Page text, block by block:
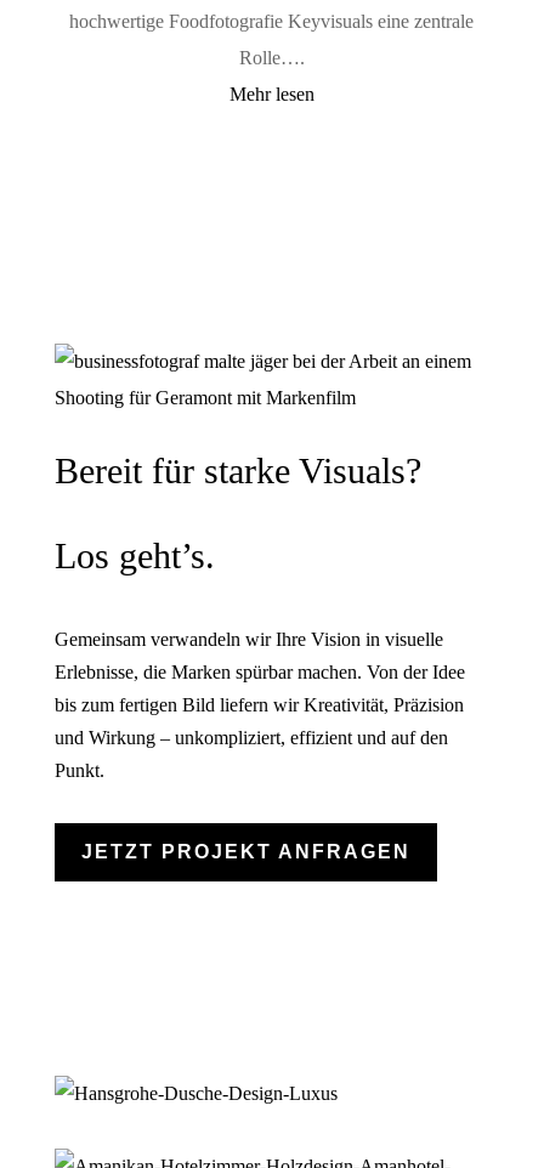
hochwertige Foodfotografie Keyvisuals eine zentrale
Rolle….
Mehr lesen
Bereit für starke Visuals?
Los geht’s.
Gemeinsam verwandeln wir Ihre Vision in visuelle
Erlebnisse, die Marken spürbar machen. Von der Idee
bis zum fertigen Bild liefern wir Kreativität, Präzision
und Wirkung – unkompliziert, effizient und auf den
Punkt.
JETZT PROJEKT ANFRAGEN